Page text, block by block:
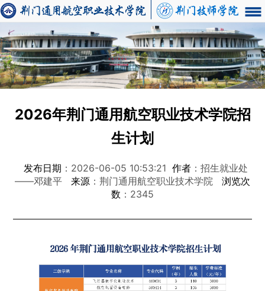
2026年荆门通用航空职业技术学院招
生计划
发布日期 ：2026-06-05 10:53:21 作者：招生就业处
——邓建平
来源 ：荆门通用航空职业技术学院
浏览次
数 ：2345